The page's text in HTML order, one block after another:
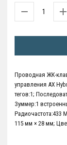
Проводная ЖК-
управления AX
тегов:1;
Зуммер:1
Радиочастота:433
115 мм × 28 мм;